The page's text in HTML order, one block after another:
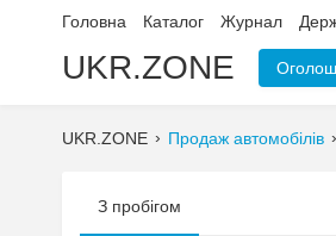
Головна Каталог Журнал
UKR.ZONE
UKR.ZONE Продаж автомобілів
З пробігом